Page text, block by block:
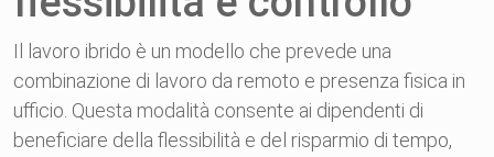
Il lavoro ibrido è un modello che prevede una
combinazione di lavoro da remoto e presenza fisica in
ufficio. Questa modalità consente ai dipendenti di
beneficiare della flessibilità e del risparmio di tempo,